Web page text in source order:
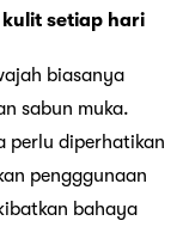
setiap hari
biasanya
sabun muka.
perlu diperhatikan
pengggunaan
bahaya